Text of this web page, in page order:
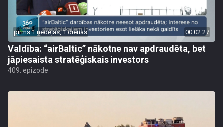
pirms 1 nedēļas, 1 dienas 00:02:27
Valdība: “airBaltic” nākotne nav apdraudēta, bet
jāpiesaista stratēģiskais investors
409. epizode